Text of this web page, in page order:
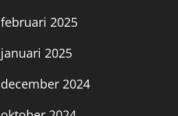
februari 2025
januari 2025
december 2024